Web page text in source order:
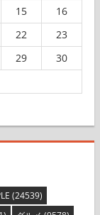
15
16
22
23
29
30
(24539)